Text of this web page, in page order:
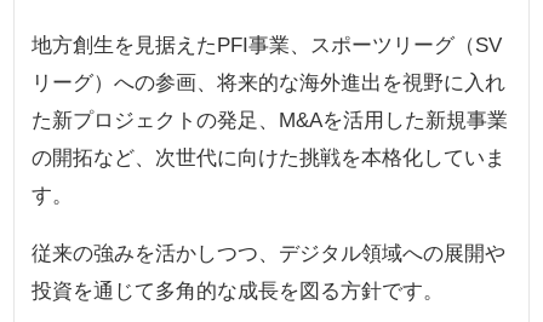
地方創生を見据えたPFI事業、スポーツリーグ（SV
リーグ）への参画、将来的な海外進出を視野に入れ
た新プロジェクトの発足、M&Aを活用した新規事業
の開拓など、次世代に向けた挑戦を本格化していま
す。
従来の強みを活かしつつ、デジタル領域への展開や
投資を通じて多角的な成長を図る方針です。